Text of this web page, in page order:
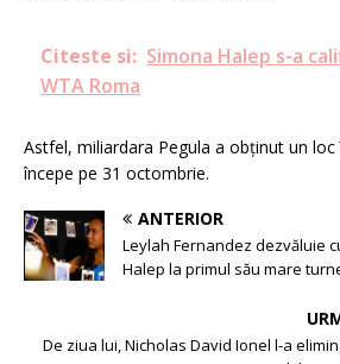
Citeste si: Simona Halep s-a
WTA Roma
Astfel, miliardara Pegula a obținut un loc
începe pe 31 octombrie.
ANTERIOR
Leylah Fernandez dezvăluie
Halep la primul său mare
De ziua lui, Nicholas David Ionel l-a